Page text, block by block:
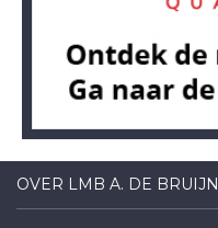
OVER LMB A. DE BRUIJN